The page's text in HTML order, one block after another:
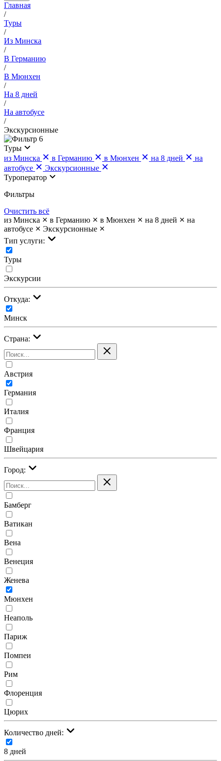
Главная
/
Туры
/
Из Минска
/
В Германию
/
В Мюнхен
/
На 8 дней
/
На автобусе
/
Экскурсионные
6
Туры
из Минска
в Германию в Мюнхен на 8 дней
на
автобусе
Экскурсионные
Туроператор
Фильтры
Очистить всё
из Минска
в Германию в Мюнхен на 8 дней
на
автобусе
Экскурсионные
Тип услуги:
Туры
Экскурсии
Откуда:
Минск
Страна:
Австрия
Германия
Италия
Франция
Швейцария
Город:
Бамберг
Ватикан
Вена
Венеция
Женева
Мюнхен
Неаполь
Париж
Помпеи
Рим
Флоренция
Цюрих
Количество дней:
8 дней